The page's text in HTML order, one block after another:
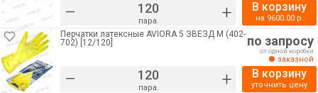
– пара. + В корзину
на 9600.00р.
Перчатки латексные AVIORA 5 ЗВЁЗД M (402-
702) [12/120]
– пара. +
по запросу
от одной коробки
заказной
В корзину
уточнить цену